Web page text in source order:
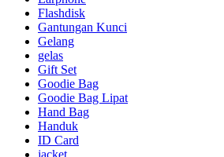
Flashdisk
Gantungan Kunci
Gelang
gelas
Gift Set
Goodie Bag
Goodie Bag Lipat
Hand Bag
Handuk
ID Card
jacket